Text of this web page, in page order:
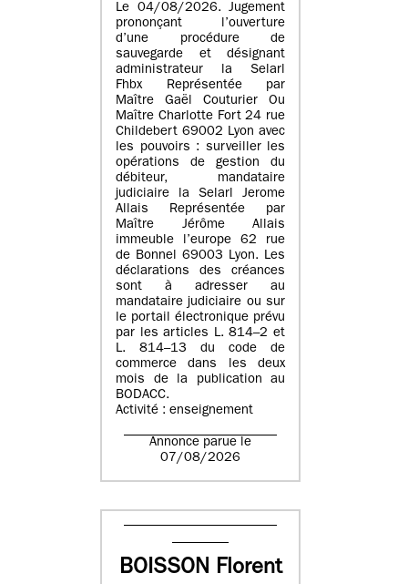
Le 04/08/2026. Jugement
prononçant l’ouverture
d’une procédure de
sauvegarde et désignant
administrateur la Selarl
Fhbx Représentée par
Maître Gaël Couturier Ou
Maître Charlotte Fort 24 rue
Childebert 69002 Lyon avec
les pouvoirs : surveiller les
opérations de gestion du
débiteur, mandataire
judiciaire la Selarl Jerome
Allais Représentée par
Maître Jérôme Allais
immeuble l’europe 62 rue
de Bonnel 69003 Lyon. Les
déclarations des créances
sont à adresser au
mandataire judiciaire ou sur
le portail électronique prévu
par les articles L. 814–2 et
L. 814–13 du code de
commerce dans les deux
mois de la publication au
BODACC.
Activité : enseignement
Annonce parue le
07/08/2026
BOISSON Florent